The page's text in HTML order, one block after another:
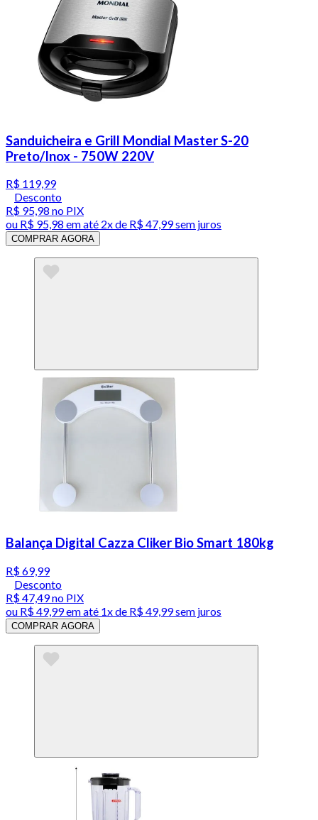
Sanduicheira e Grill Mondial Master S-20
Preto/Inox - 750W 220V
R$ 119,99
Desconto
R$ 95,98 no PIX
ou R$ 95,98 em até 2x de R$ 47,99 sem juros
COMPRAR AGORA
Balança Digital Cazza Cliker Bio Smart 180kg
R$ 69,99
Desconto
R$ 47,49no PIX
ou R$ 49,99em até 1x de R$ 49,99sem juros
COMPRAR AGORA